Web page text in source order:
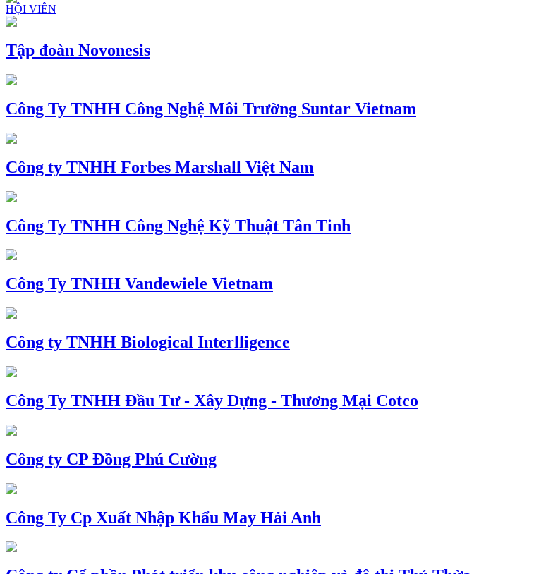
HỘI VIÊN
Tập đoàn Novonesis
Công Ty TNHH Công Nghệ Môi Trường Suntar Vietnam
Công ty TNHH Forbes Marshall Việt Nam
Công Ty TNHH Công Nghệ Kỹ Thuật Tân Tinh
Công Ty TNHH Vandewiele Vietnam
Công ty TNHH Biological Interlligence
Công Ty TNHH Đầu Tư - Xây Dựng - Thương Mại Cotco
Công ty CP Đồng Phú Cường
Công Ty Cp Xuất Nhập Khẩu May Hải Anh